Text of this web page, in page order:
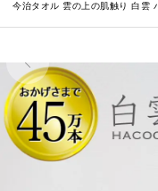
今治タオル 雲の上の肌触り 白雲